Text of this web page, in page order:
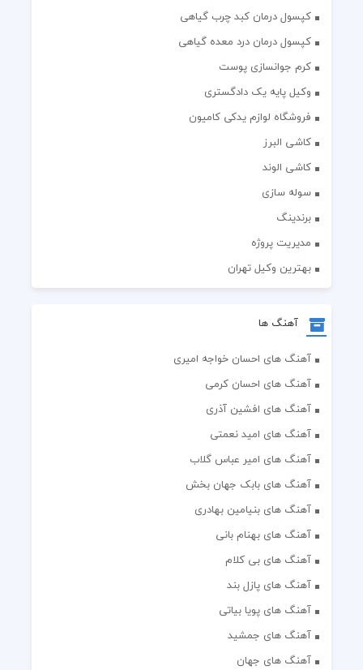
کپسول درمان کبد چرب گیاهی
کپسول درمان درد معده گیاهی
کرم جوانسازی پوست
وکیل پایه یک دادگستری
فروشگاه لوازم یدکی کامیون
کاشی البرز
کاشی الوند
سوله سازی
برندینگ
مدیریت پروژه
بهترین وکیل تهران
آهنگ ها
آهنگ های احسان خواجه امیری
آهنگ های احسان کرمی
آهنگ های افشین آذری
آهنگ های امید نعمتی
آهنگ های امیر عباس گلاب
آهنگ های بابک جهان بخش
آهنگ های بنیامین بهادری
آهنگ های بهنام بانی
آهنگ های بی کلام
آهنگ های پازل بند
آهنگ های پویا بیاتی
آهنگ های جمشید
آهنگ های جهان